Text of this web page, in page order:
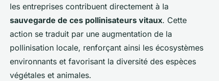
les entreprises contribuent directement à la
sauvegarde de ces pollinisateurs vitaux. Cette
action se traduit par une augmentation de la
pollinisation locale, renforçant ainsi les écosystèmes
environnants et favorisant la diversité des espèces
végétales et animales.